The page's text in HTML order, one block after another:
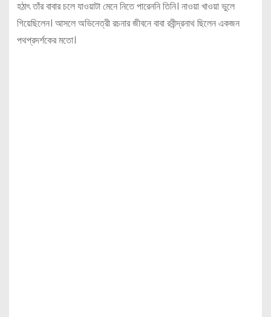
হঠাৎ তাঁর বাবার চলে যাওয়াটা মেনে নিতে পারেননি তিনি। নাওয়া খাওয়া ভুলে
গিয়েছিলেন। আসলে অভিনেত্রী রচনার জীবনে বাবা রবীন্দ্রনাথ ছিলেন একজন
পথপ্রদর্শকের মতো।